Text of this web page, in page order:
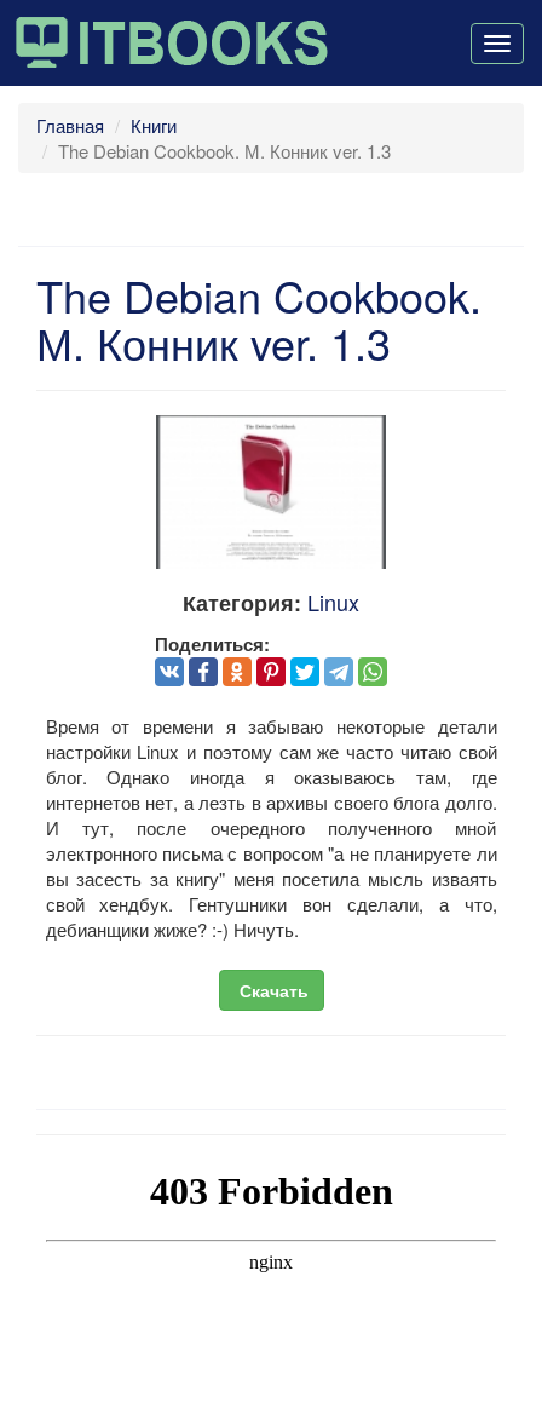
Главная
Книги
The Debian Cookbook. М. Конник ver. 1.3
The Debian Cookbook.
М. Конник ver. 1.3
Категория: Linux
Поделиться:
Время от времени я забываю некоторые детали
настройки Linux и поэтому сам же часто читаю свой
блог. Однако иногда я оказываюсь там, где
интернетов нет, а лезть в архивы своего блога долго.
И тут, после очередного полученного мной
электронного письма с вопросом "а не планируете ли
вы засесть за книгу" меня посетила мысль изваять
свой хендбук. Гентушники вон сделали, а что,
дебианщики жиже? :-) Ничуть.
Скачать